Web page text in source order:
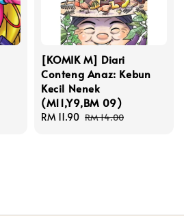
[KOMIK M] Diari
Conteng Anaz: Kebun
Kecil Nenek
(M11,Y9,BM 09)
Sale
RM 11.90 Regular
RM 14.00